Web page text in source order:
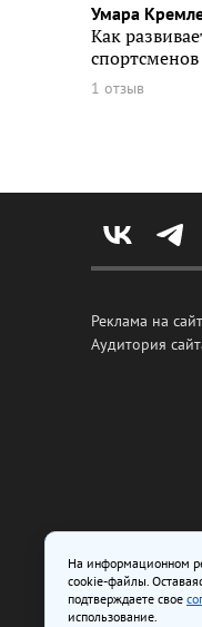
Умара
Как
1 отзыв
Реклама на
Аудитория
Все
изготовлена и
На сайте
от 29 октября
На информационном
cookie-файлы.
подтверждаете свое
использование.